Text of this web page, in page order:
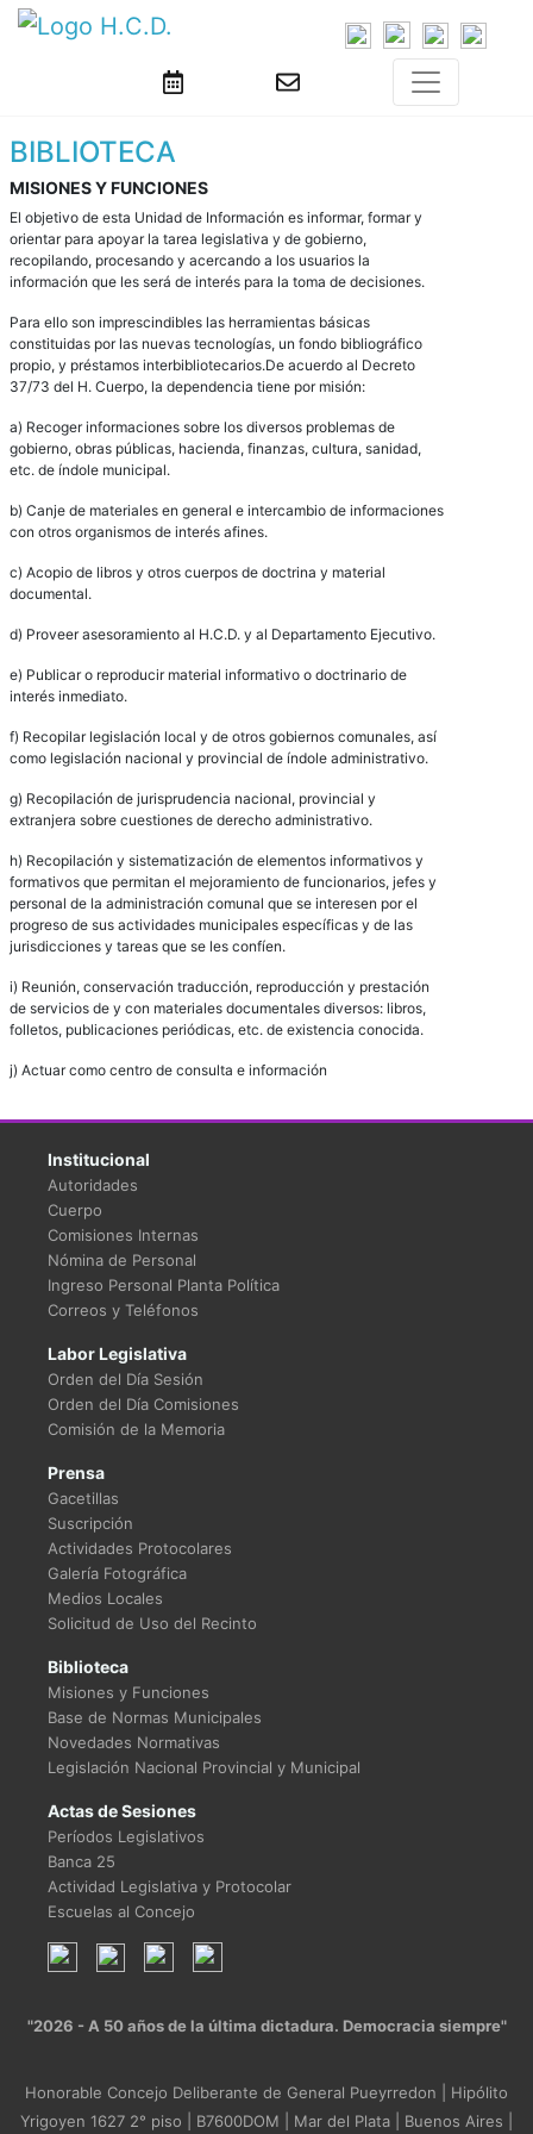
BIBLIOTECA
MISIONES Y FUNCIONES
El objetivo de esta Unidad de Información es informar, formar y
orientar para apoyar la tarea legislativa y de gobierno,
recopilando, procesando y acercando a los usuarios la
información que les será de interés para la toma de decisiones.
Para ello son imprescindibles las herramientas básicas
constituidas por las nuevas tecnologías, un fondo bibliográfico
propio, y préstamos interbibliotecarios.De acuerdo al Decreto
37/73 del H. Cuerpo, la dependencia tiene por misión:
a) Recoger informaciones sobre los diversos problemas de
gobierno, obras públicas, hacienda, finanzas, cultura, sanidad,
etc. de índole municipal.
b) Canje de materiales en general e intercambio de informaciones
con otros organismos de interés afines.
c) Acopio de libros y otros cuerpos de doctrina y material
documental.
d) Proveer asesoramiento al H.C.D. y al Departamento Ejecutivo.
e) Publicar o reproducir material informativo o doctrinario de
interés inmediato.
f) Recopilar legislación local y de otros gobiernos comunales, así
como legislación nacional y provincial de índole administrativo.
g) Recopilación de jurisprudencia nacional, provincial y
extranjera sobre cuestiones de derecho administrativo.
h) Recopilación y sistematización de elementos informativos y
formativos que permitan el mejoramiento de funcionarios, jefes y
personal de la administración comunal que se interesen por el
progreso de sus actividades municipales específicas y de las
jurisdicciones y tareas que se les confíen.
i) Reunión, conservación traducción, reproducción y prestación
de servicios de y con materiales documentales diversos: libros,
folletos, publicaciones periódicas, etc. de existencia conocida.
j) Actuar como centro de consulta e información
Institucional
Autoridades
Cuerpo
Comisiones Internas
Nómina de Personal
Ingreso Personal Planta Política
Correos y Teléfonos
Labor Legislativa
Orden del Día Sesión
Orden del Día Comisiones
Comisión de la Memoria
Prensa
Gacetillas
Suscripción
Actividades Protocolares
Galería Fotográfica
Medios Locales
Solicitud de Uso del Recinto
Biblioteca
Misiones y Funciones
Base de Normas Municipales
Novedades Normativas
Legislación Nacional Provincial y Municipal
Actas de Sesiones
Períodos Legislativos
Banca 25
Actividad Legislativa y Protocolar
Escuelas al Concejo
"2026 - A 50 años de la última dictadura. Democracia siempre"
Honorable Concejo Deliberante de General Pueyrredon | Hipólito
Yrigoyen 1627 2° piso | B7600DOM | Mar del Plata | Buenos Aires |